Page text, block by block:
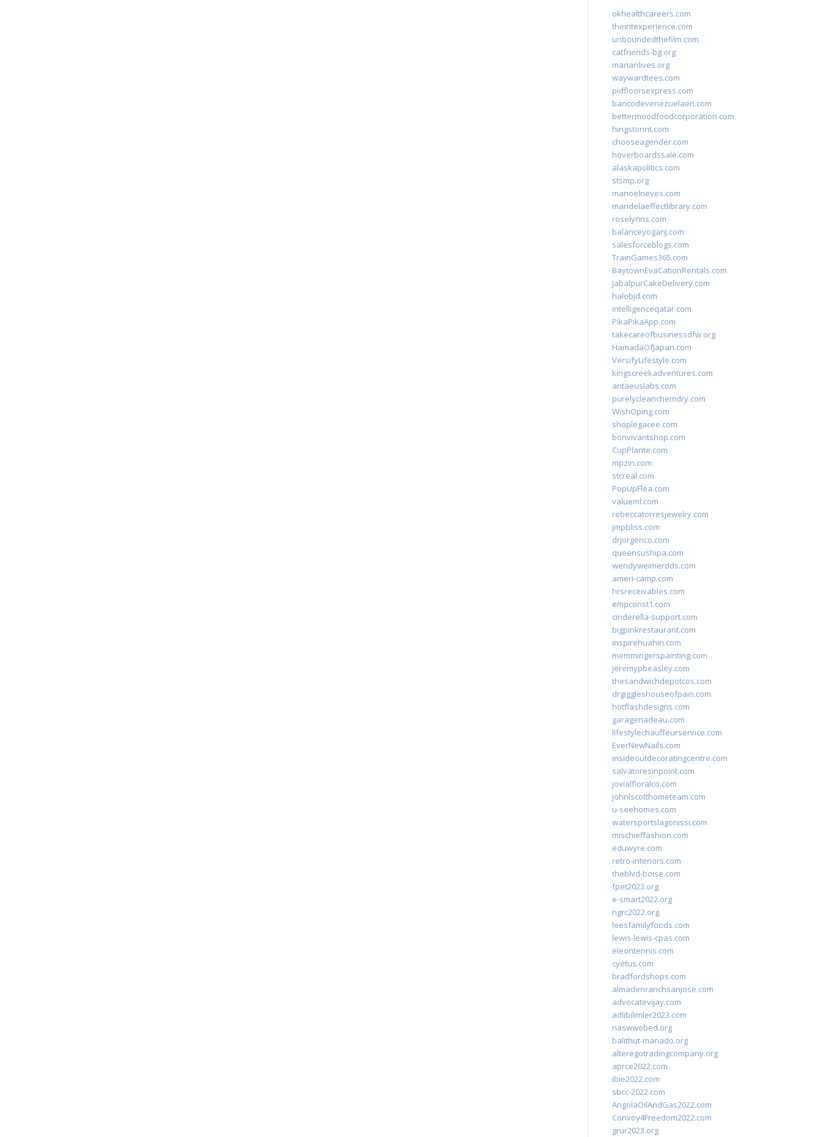
okhealthcareers.com
theintexperience.com
unboundedthefilm.com
catfriends-bg.org
marianlives.org
waywardtees.com
pidfloorsexpress.com
bancodevenezuelaen.com
bettermoodfoodcorporation.com
hingstonnt.com
chooseagender.com
hoverboardssale.com
alaskapolitics.com
stsmp.org
manoelneves.com
mandelaeffectlibrary.com
roselynns.com
balanceyoganj.com
salesforceblogs.com
TrainGames365.com
BaytownEvaCationRentals.com
JabalpurCakeDelivery.com
halobjd.com
intelligenceqatar.com
PikaPikaApp.com
takecareofbusinessdfw.org
HamadaOfJapan.com
VersifyLifestyle.com
kingscreekadventures.com
antaeuslabs.com
purelycleanchemdry.com
WishOping.com
shoplegacee.com
bonvivantshop.com
CupPlante.com
mpzin.com
stcreal.com
PopUpFlea.com
valueml.com
rebeccatorresjewelry.com
jmpbliss.com
drjorgerico.com
queensushipa.com
wendyweimerdds.com
ameri-camp.com
hrsreceivables.com
empconst1.com
cinderella-support.com
bigpinkrestaurant.com
inspirehuahin.com
memmingerspainting.com
jeremypbeasley.com
thesandwichdepotcos.com
drgiggleshouseofpain.com
hotflashdesigns.com
garagenadeau.com
lifestylechauffeurservice.com
EverNewNails.com
insideoutdecoratingcentre.com
salvatoresinpoint.com
jovialfloralco.com
johnlscotthometeam.com
u-seehomes.com
watersportslagonissi.com
mischieffashion.com
eduwyre.com
retro-interiors.com
theblvd-boise.com
fpet2023.org
e-smart2022.org
ngrc2022.org
leesfamilyfoods.com
lewis-lewis-cpas.com
eleontennis.com
cyetus.com
bradfordshops.com
almadenranchsanjose.com
advocatevijay.com
adlibilimler2023.com
naswwebed.org
balithut-manado.org
alteregotradingcompany.org
aprce2022.com
ibie2022.com
sbcc-2022.com
AngolaOilAndGas2022.com
Convoy4Freedom2022.com
grur2023.org